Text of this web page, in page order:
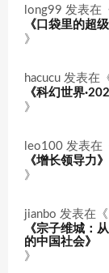
long99 发表在
《口袋里的超
》
hacucu 发表在
《科幻世界
》
leo100 发表在
《增长领导力
》
jianbo 发表在《
《宗子维城：
的中国社会》
》